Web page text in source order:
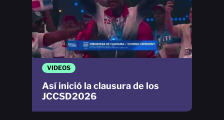
VIDEOS
Así inició la clausura de los
JCCSD2026